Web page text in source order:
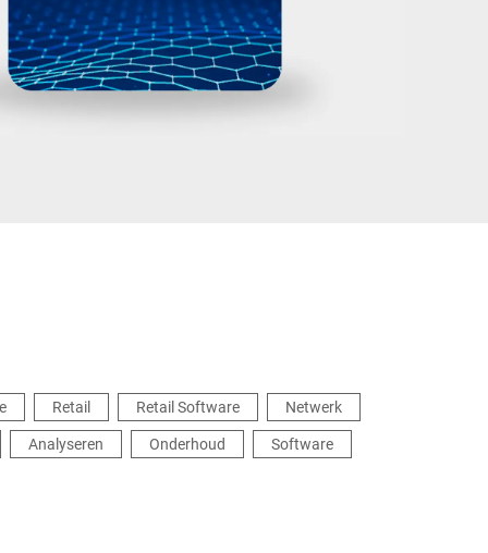
Spanje
Oekraïne
Retail Retail Software
Netwerk
Analyseren Onderhoud Software